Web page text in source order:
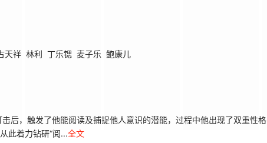
天祥 林利 丁乐锶 麦子乐 鲍康儿
，触发了他能阅读及捕捉他人意识的潜能，过程中他出现了双重性格
此着力钻研“阅...全文